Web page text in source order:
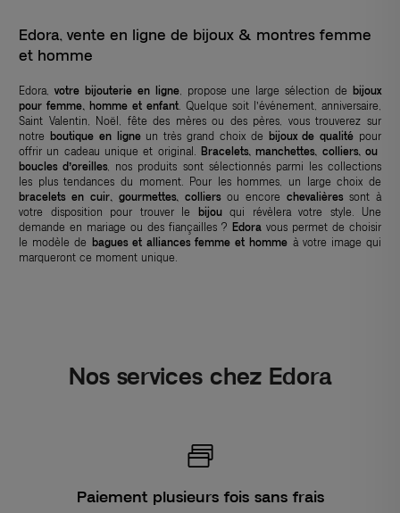
Edora, vente en ligne de bijoux & montres femme
et homme
Edora, votre bijouterie en ligne, propose une large sélection debijoux
pour femme, homme et enfant . Quelque soit l’événement, anniversaire,
Saint Valentin, Noël, fête des mères ou des pères, vous trouverez sur
notre boutique en ligneun très grand choix de bijoux de qualité pour
offrir un cadeau unique et original. Bracelets, manchettes, colliers, ou
boucles d’oreilles, nos produits sont sélectionnés parmi les collections
les plus tendances du moment. Pour les hommes, un large choix de
bracelets en cuir, gourmettes, colliersou encore chevalièressont à
votre disposition pour trouver le bijouqui révèlera votre style. Une
demande en mariage ou des fiançailles ?Edora vous permet de choisir
le modèle de bagues et alliances femme et homme à votre image qui
marqueront ce moment unique.
Nos services chez Edora
Paiement plusieurs fois sans frais